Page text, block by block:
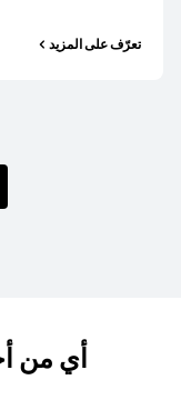
تعرّف على المزيد